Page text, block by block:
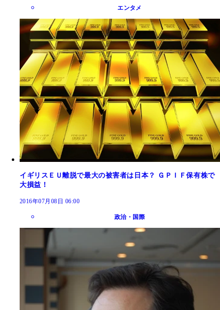
エンタメ
イギリスＥＵ離脱で最大の被害者は日本？ ＧＰＩＦ保有株で
大損益！
2016年07月08日 06:00
政治・国際